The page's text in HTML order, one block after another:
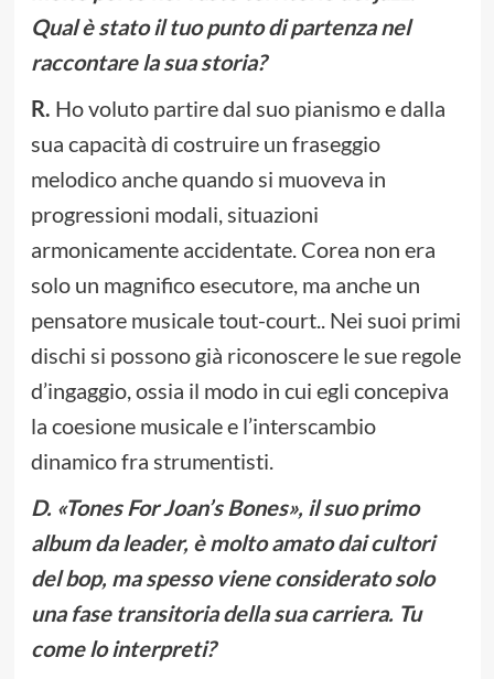
Qual è stato il tuo punto di partenza nel
raccontare la sua storia?
R. Ho voluto partire dal suo pianismo e dalla
sua capacità di costruire un fraseggio
melodico anche quando si muoveva in
progressioni modali, situazioni
armonicamente accidentate. Corea non era
solo un magnifico esecutore, ma anche un
pensatore musicale tout-court.. Nei suoi primi
dischi si possono già riconoscere le sue regole
d’ingaggio, ossia il modo in cui egli concepiva
la coesione musicale e l’interscambio
dinamico fra strumentisti.
D. «Tones For Joan’s Bones», il suo primo
album da leader, è molto amato dai cultori
del bop, ma spesso viene considerato solo
una fase transitoria della sua carriera. Tu
come lo interpreti?